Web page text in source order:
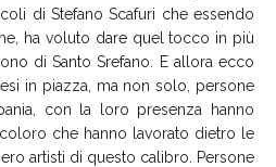
di Stefano Scafuri che essendo
ha voluto dare quel tocco in più
di Santo Srefano. E allora ecco
in piazza, ma non solo, persone
con la loro presenza hanno
che hanno lavorato dietro le
artisti di questo calibro. Persone